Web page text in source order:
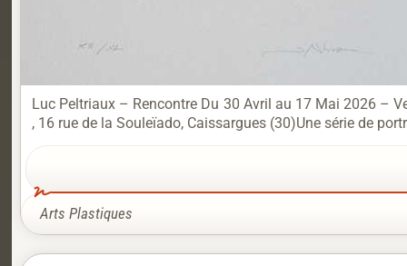
Luc Peltriaux – Rencontre Du 30 Avril au 17 Mai 2026 –
, 16 rue de la Souleïado, Caissargues (30)Une série de
Arts Plastiques